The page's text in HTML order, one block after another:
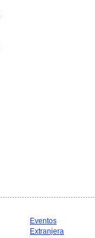
Eventos
Extranjera